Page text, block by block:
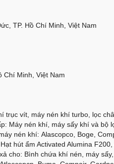
TP. Hồ Chí Minh, Việt Nam
Minh, Việt Nam
vít, máy nén khí turbo, lọc
Máy nén khí, máy sấy khí và bộ
nén khí: Alascopco, Boge,
hút ẩm Activated Alumina F200,
cho: Bình chứa khí nén, máy sấy,